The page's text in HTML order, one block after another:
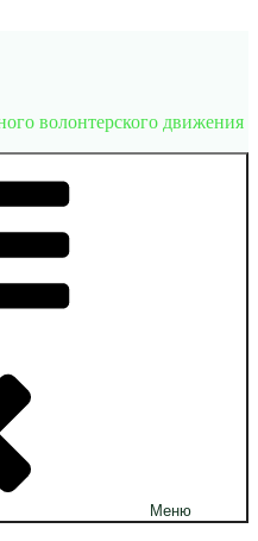
волонтерского движения
Меню